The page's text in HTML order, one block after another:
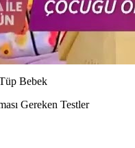
Bebek
Gereken Testler